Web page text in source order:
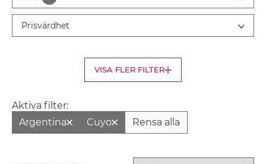
Prisvärdhet
VISA FLER FILTER
Aktiva filter:
Argentina
Cuyo Rensa alla